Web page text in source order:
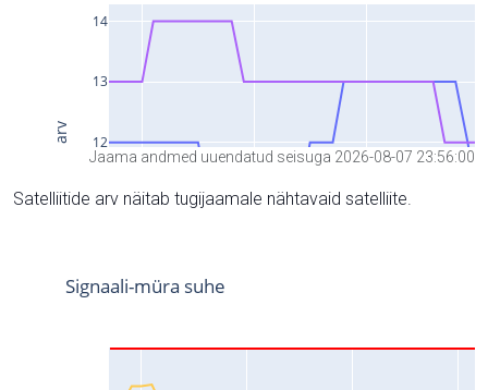
Jaama andmed uuendatud seisuga 2026-08-07 23:56:00
Satelliitide arv näitab tugijaamale nähtavaid satelliite.